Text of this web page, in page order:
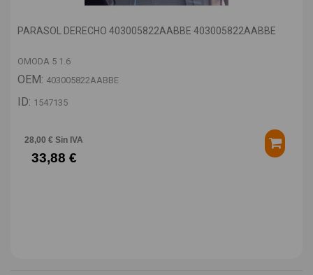
PARASOL DERECHO 403005822AABBE 403005822AABBE
OMODA 5 1.6
OEM: 403005822AABBE
ID: 1547135
28,00 € Sin IVA
33,88 €